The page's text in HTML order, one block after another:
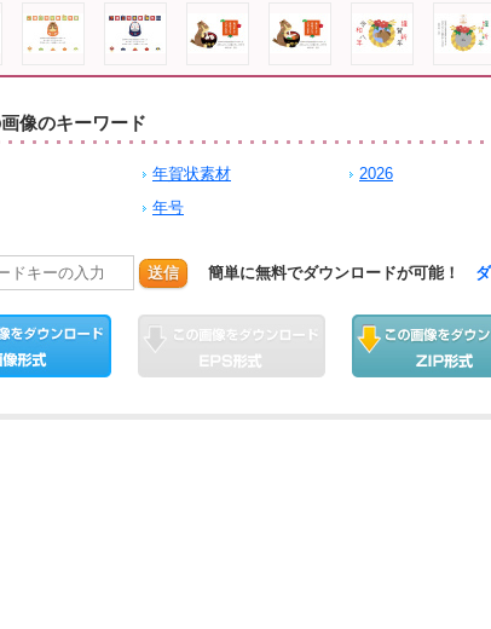
像のキーワード
年賀状素材 2026
年号
送信 簡単に無料でダウンロードが可能！